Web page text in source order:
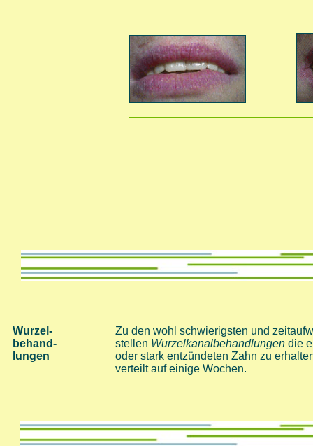
Wurzel-
behand-
lungen
Zu den wohl schwierigsten und
stellen Wurzelkanalbehandlungen die
oder stark entzündeten Zahn zu
verteilt auf einige Wochen.